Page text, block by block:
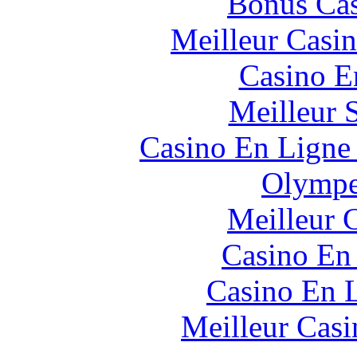
Meilleur
Casino
Meilleur
Casino En
Meilleur
Casino
Casino En
Meilleur